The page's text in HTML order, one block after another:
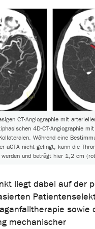
CT-Angiographie mit
4D-CT-Angiographie
Während eine
aCTA nicht gelingt, kann die
werden und beträgt hier 1,2 cm
liegt dabei auf der
sowie
mechanischer